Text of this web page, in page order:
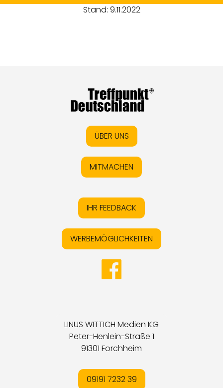
Stand: 9.11.2022
ÜBER UNS
MITMACHEN
IHR FEEDBACK
WERBEMÖGLICHKEITEN
LINUS WITTICH Medien KG
Peter-Henlein-Straße 1
91301 Forchheim
09191 7232 39